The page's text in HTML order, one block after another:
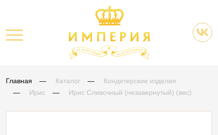
Главная Каталог
Кондитерские изделия
Ирис
Ирис Сливочный (незавернутый) (вес)